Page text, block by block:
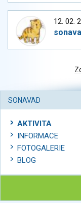
12. 02.
SONAVAD
AKTIVITA
INFORMACE
FOTOGALERIE
BLOG